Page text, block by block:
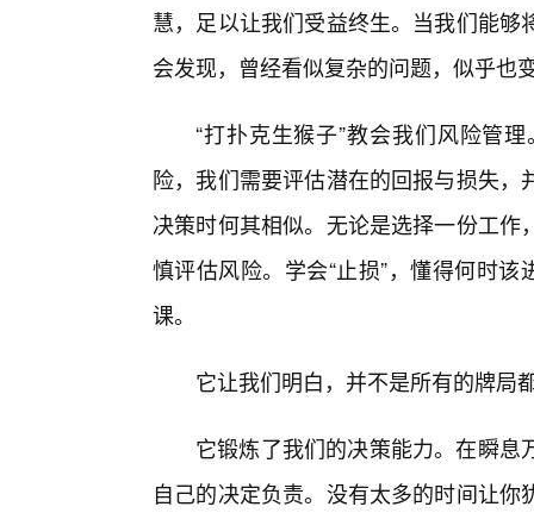
慧，足以让我们受益终生。当我们能
会发现，曾经看似复杂的问题，似乎也
“打扑克生猴子”教会我们风险管
险，我们需要评估潜在的回报与损失
决策时何其相似。无论是选择一份工
慎评估风险。学会“止损”，懂得何时
课。
它让我们明白，并不是所有的牌局
它锻炼了我们的决策能力。在瞬
自己的决定负责。没有太多的时间让